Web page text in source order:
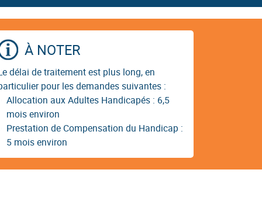
À NOTER
délai de traitement est plus long, en
pour les demandes suivantes :
Allocation aux Adultes Handicapés : 6,5
mois environ
Prestation de Compensation du Handicap :
5 mois environ